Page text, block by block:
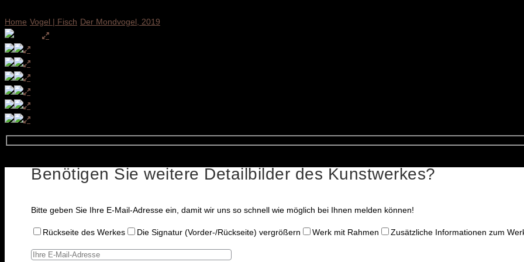
Home Vogel | Fisch Der Mondvogel, 2019
Benötigen Sie weitere Detailbilder des Kunstwerkes?
Bitte geben Sie Ihre E-Mail-Adresse ein, damit wir uns so schnell wie möglich bei Ihnen melden können!
Rückseite des Werkes Die Signatur (Vorder-/Rückseite) vergrößern Werk mit Rahmen Zusätzliche Informationen zum